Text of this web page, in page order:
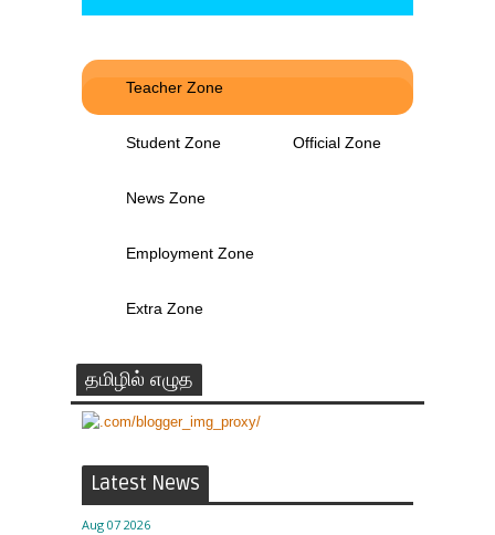
Teacher Zone
Student Zone Official Zone
News Zone
Employment Zone
Extra Zone
தமிழில் எழுத
Latest News
Aug 07 2026